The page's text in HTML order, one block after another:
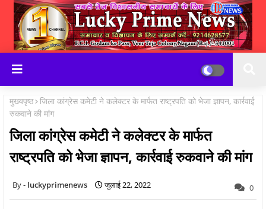
मुख्यपृष्ठ जिला कांग्रेस कमेटी ने कलेक्टर के मार्फत राष्ट्रपति को भेजा ज्ञापन, कार्रवाई
रुकवाने की मांग
जिला कांग्रेस कमेटी ने कलेक्टर के मार्फत
राष्ट्रपति को भेजा ज्ञापन, कार्रवाई रुकवाने की मांग
luckyprimenews जुलाई 22, 2022 0